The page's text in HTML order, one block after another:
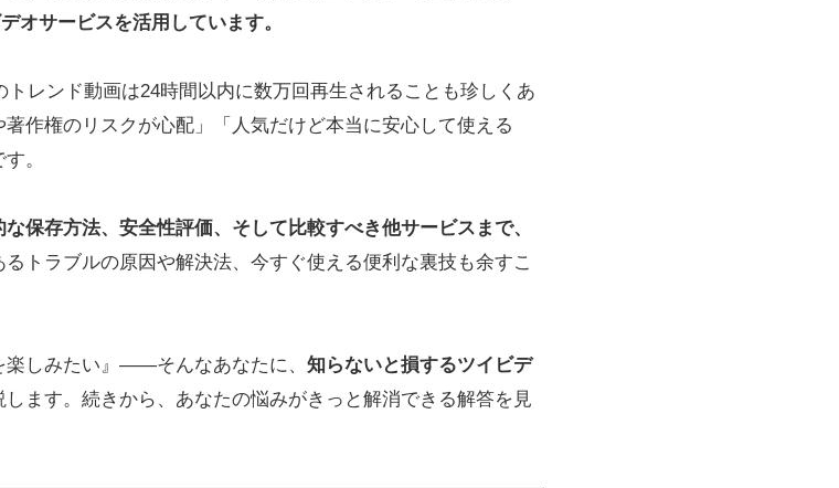
オサービスを活用しています。
レンド動画は24時間以内に数万回再生されることも珍しくあ
作権のリスクが心配」「人気だけど本当に安心して使える
。
保存方法、安全性評価、そして比較すべき他サービスまで、
トラブルの原因や解決法、今すぐ使える便利な裏技も余すこ
楽しみたい』——そんなあなたに、 知らないと損するツイビデ
します。続きから、あなたの悩みがきっと解消できる解答を見